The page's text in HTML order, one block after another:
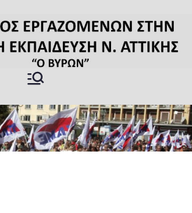
Εργαζομέν
ων στην
εκπαιδευτικών Βύρωνας